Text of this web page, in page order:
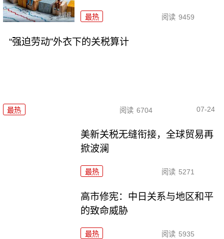
最热 阅读 9459
“强迫劳动”外衣下的关税算计
最热 阅读 6704 07-24
美新关税无缝衔接，全球贸易再
掀波澜
最热 阅读 5271
高市修宪：中日关系与地区和平
的致命威胁
最热 阅读 5935